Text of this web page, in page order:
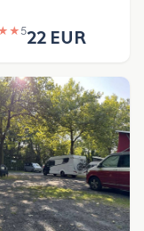
★522 EUR